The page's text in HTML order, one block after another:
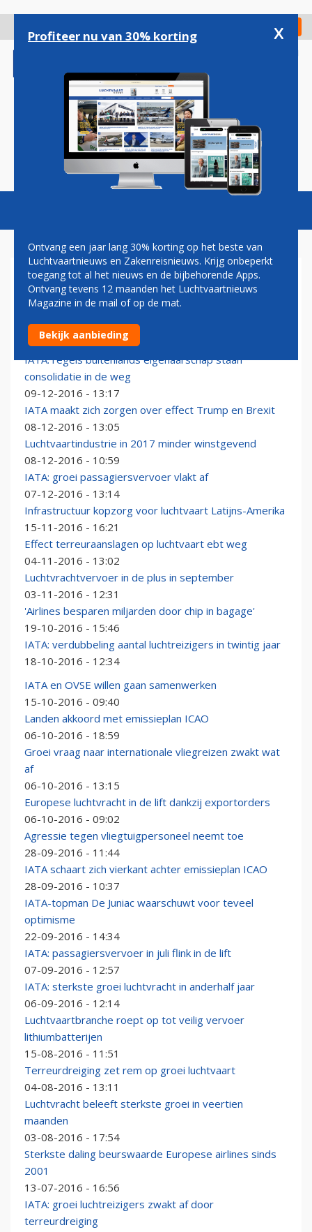
gaan
Check in
Magazine Podcasts Vacatures
IATA
Ondergang reder Hanjin stimuleert luchtvracht
11-01-2017 - 12:02
IATA: regels buitenlands eigenaarschap staan
consolidatie in de weg
09-12-2016 - 13:17
IATA maakt zich zorgen over effect Trump en Brexit
08-12-2016 - 13:05
Luchtvaartindustrie in 2017 minder winstgevend
08-12-2016 - 10:59
IATA: groei passagiersvervoer vlakt af
07-12-2016 - 13:14
Infrastructuur kopzorg voor luchtvaart Latijns-Amerika
15-11-2016 - 16:21
Effect terreuraanslagen op luchtvaart ebt weg
04-11-2016 - 13:02
Luchtvrachtvervoer in de plus in september
03-11-2016 - 12:31
'Airlines besparen miljarden door chip in bagage'
19-10-2016 - 15:46
IATA: verdubbeling aantal luchtreizigers in twintig jaar
18-10-2016 - 12:34
IATA en OVSE willen gaan samenwerken
15-10-2016 - 09:40
Landen akkoord met emissieplan ICAO
06-10-2016 - 18:59
Groei vraag naar internationale vliegreizen zwakt wat
af
06-10-2016 - 13:15
Europese luchtvracht in de lift dankzij exportorders
06-10-2016 - 09:02
Agressie tegen vliegtuigpersoneel neemt toe
28-09-2016 - 11:44
IATA schaart zich vierkant achter emissieplan ICAO
28-09-2016 - 10:37
IATA-topman De Juniac waarschuwt voor teveel
optimisme
22-09-2016 - 14:34
IATA: passagiersvervoer in juli flink in de lift
07-09-2016 - 12:57
IATA: sterkste groei luchtvracht in anderhalf jaar
06-09-2016 - 12:14
Luchtvaartbranche roept op tot veilig vervoer
lithiumbatterijen
15-08-2016 - 11:51
Terreurdreiging zet rem op groei luchtvaart
04-08-2016 - 13:11
Luchtvracht beleeft sterkste groei in veertien
maanden
03-08-2016 - 17:54
Sterkste daling beurswaarde Europese airlines sinds
2001
13-07-2016 - 16:56
IATA: groei luchtreizigers zwakt af door
terreurdreiging
Profiteer nu van 30% korting x
Ontvang een jaar lang 30% korting op het beste van
Luchtvaartnieuws en Zakenreisnieuws. Krijg onbeperkt
toegang tot al het nieuws en de bijbehorende Apps.
Ontvang tevens 12 maanden het Luchtvaartnieuws
Magazine in de mail of op de mat.
Bekijk aanbieding